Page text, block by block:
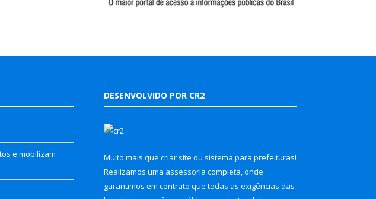
e mobilizam
DESENVOLVIDO POR CR2
Muito mais que criar site ou sistema para prefeituras!
Realizamos uma assessoria completa, onde
garantimos em contrato que todas as exigências das